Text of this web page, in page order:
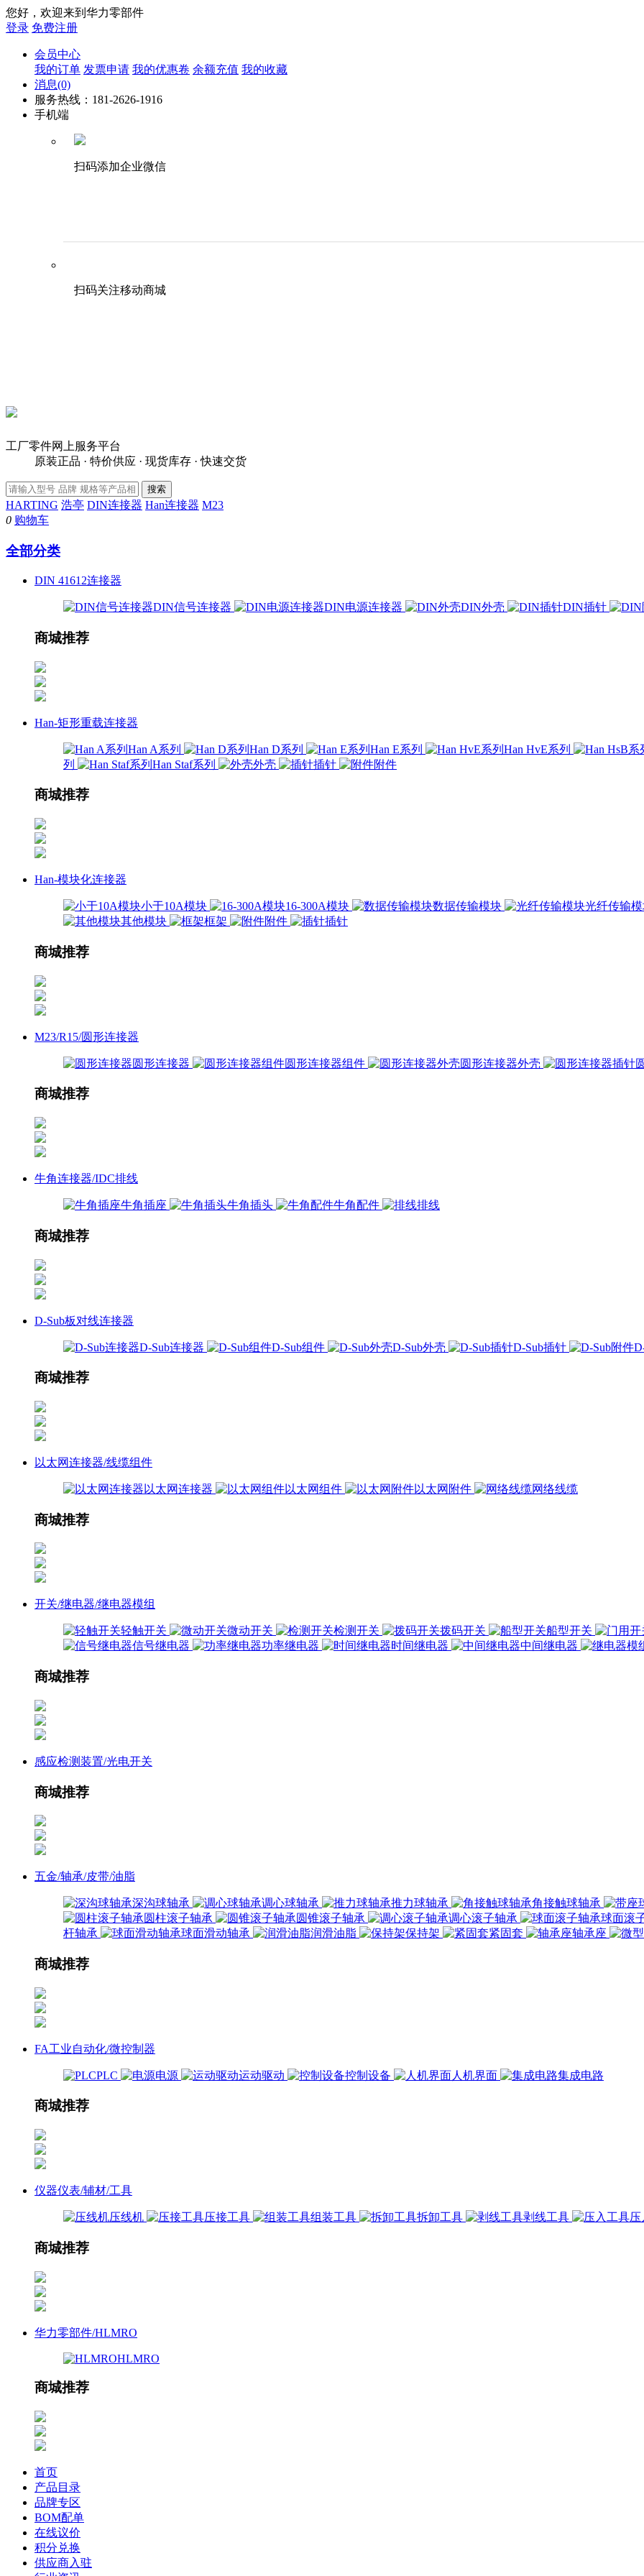
您好，欢迎来到华力零部件
登录 免费注册
会员中心
我的订单 发票申请 我的优惠卷 余额充值 我的收藏
消息(0)
服务热线：181-2626-1916
手机端
扫码添加企业微信
扫码关注移动商城
工厂零件网上服务平台
原装正品 · 特价供应 · 现货库存 · 快速交货
HARTING 浩亭 DIN连接器 Han连接器 M23
0 购物车
全部分类
DIN 41612连接器
DIN信号连接器 DIN电源连接器 DIN外壳 DIN插针
商城推荐
Han-矩形重载连接器
Han A系列 Han D系列 Han E系列 Han HvE系列
列
Han Staf系列 外壳 插针 附件
商城推荐
Han-模块化连接器
小于10A模块 16-300A模块 数据传输模块 光纤传输
其他模块
框架 附件 插针
商城推荐
M23/R15/圆形连接器
圆形连接器 圆形连接器组件 圆形连接器外壳
商城推荐
牛角连接器/IDC排线
牛角插座 牛角插头 牛角配件 排线
商城推荐
D-Sub板对线连接器
D-Sub连接器 D-Sub组件 D-Sub外壳 D-Sub插针
商城推荐
以太网连接器/线缆组件
以太网连接器 以太网组件 以太网附件 网络线缆
商城推荐
开关/继电器/继电器模组
轻触开关 微动开关 检测开关 拨码开关 船型开关
信号继电器
功率继电器 时间继电器 中间继电器
商城推荐
感应检测装置/光电开关
商城推荐
五金/轴承/皮带/油脂
深沟球轴承 调心球轴承 推力球轴承 角接触球轴承
圆柱滚子轴承
圆锥滚子轴承 调心滚子轴承 球面滚
杆轴承
球面滑动轴承 润滑油脂 保持架 紧固套 轴承座
商城推荐
FA工业自动化/微控制器
PLC 电源 运动驱动 控制设备 人机界面 集成电路
商城推荐
仪器仪表/辅材/工具
压线机 压接工具 组装工具 拆卸工具 剥线工具 压
商城推荐
华力零部件/HLMRO
HLMRO
商城推荐
首页
产品目录
品牌专区
BOM配单
在线议价
积分兑换
供应商入驻